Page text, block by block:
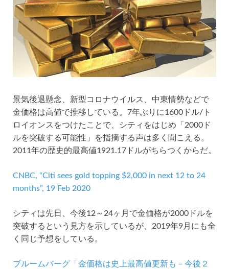
景気後退懸念、新型コロナウイルス、中東情勢などで
金価格は高値で推移している。7年ぶりに1600ドル/ト
ロイオンスをつけたことで、シティをはじめ「2000ド
ルを突破する可能性」を指摘する声は多く聞こえる。
2011年の歴史的最高値1921.17ドルがちらつくからだ。
CNBC, “Citi sees gold topping $2,000 in next 12 to 24
months”, 19 Feb 2020
シティは先日、今後12～24ヶ月で金価格が2000ドルを
突破するという見方を示しているが、2019年9月にも全
く同じ予想をしている。
ブルームバーグ「金価格は史上最高値更新も－今後２